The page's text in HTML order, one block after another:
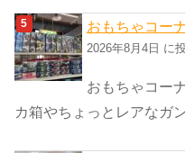
おもちゃコー
2026年8月4日 に
おもちゃコー
カ箱やちょっとレアなガ